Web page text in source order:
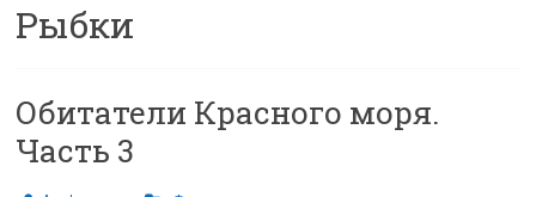
Рыбки
Обитатели Красного моря.
Часть 3